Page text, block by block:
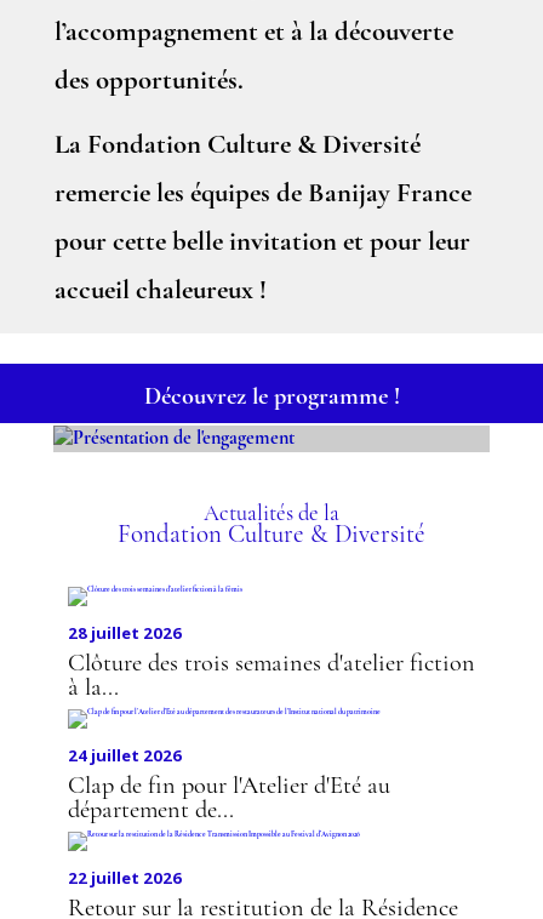
l’accompagnement et à la découverte
des opportunités.
La Fondation Culture & Diversité
remercie les équipes de Banijay France
pour cette belle invitation et pour leur
accueil chaleureux !
Découvrez le programme !
PRÉSENTATION DE
L'ENGAGEMENT
Actualités de la
Fondation Culture & Diversité
28 juillet 2026
Clôture des trois semaines d'atelier fiction
à la...
24 juillet 2026
Clap de fin pour l'Atelier d'Eté au
département de...
22 juillet 2026
Retour sur la restitution de la Résidence